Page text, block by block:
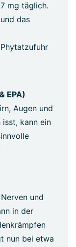
mg täglich.
das
EPA)
Augen und
isst, kann ein
und
in der
nun bei etwa